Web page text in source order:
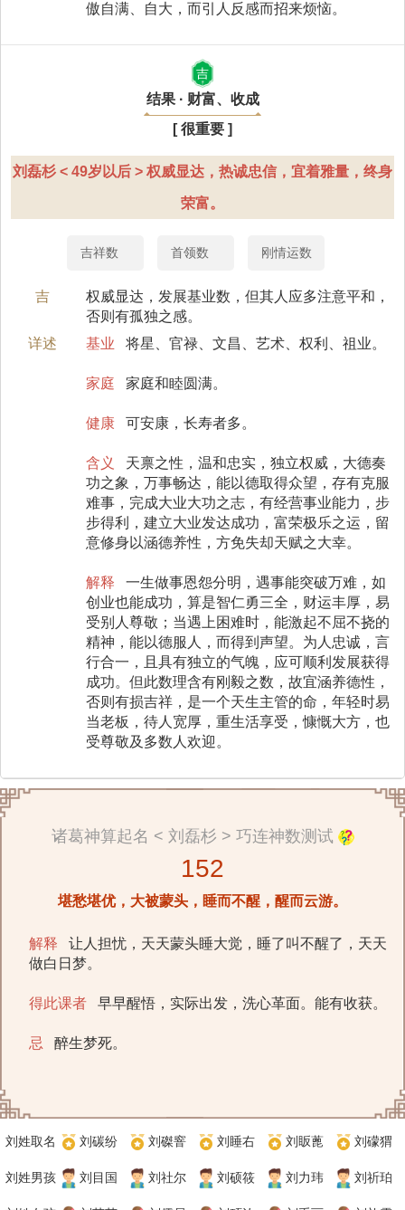
傲自满、自大，而引人反感而招来烦恼。
吉
结果 · 财富、收成
[ 很重要 ]
刘磊杉 < 49岁以后 > 权威显达，热诚忠信，宜着雅量，终身
荣富。
吉祥数 首领数 刚情运数
吉
权威显达，发展基业数，但其人应多注意平和，
否则有孤独之感。
详述
基业 将星、官禄、文昌、艺术、权利、祖业。
家庭 家庭和睦圆满。
健康 可安康，长寿者多。
含义
天禀之性，温和忠实，独立权威，大德奏
功之象，万事畅达，能以德取得众望，存有克服
难事，完成大业大功之志，有经营事业能力，步
步得利，建立大业发达成功，富荣极乐之运，留
意修身以涵德养性，方免失却天赋之大幸。
解释
一生做事恩怨分明，遇事能突破万难，如
创业也能成功，算是智仁勇三全，财运丰厚，易
受别人尊敬；当遇上困难时，能激起不屈不挠的
精神，能以德服人，而得到声望。为人忠诚，言
行合一，且具有独立的气魄，应可顺利发展获得
成功。但此数理含有刚毅之数，故宜涵养德性，
否则有损吉祥，是一个天生主管的命，年轻时易
当老板，待人宽厚，重生活享受，慷慨大方，也
受尊敬及多数人欢迎。
诸葛神算起名 < 刘磊杉 > 巧连神数测试
152
堪愁堪优，大被蒙头，睡而不醒，醒而云游。
解释
让人担忧，天天蒙头睡大觉，睡了叫不醒了，天天
做白日梦。
得此课者 早早醒悟，实际出发，洗心革面。能有收获。
忌 醉生梦死。
刘姓取名 刘碳纷 刘磔窨 刘睡右 刘眅蓖 刘礞猬
刘姓男孩 刘目国 刘社尔 刘硕筱 刘力玮 刘祈珀